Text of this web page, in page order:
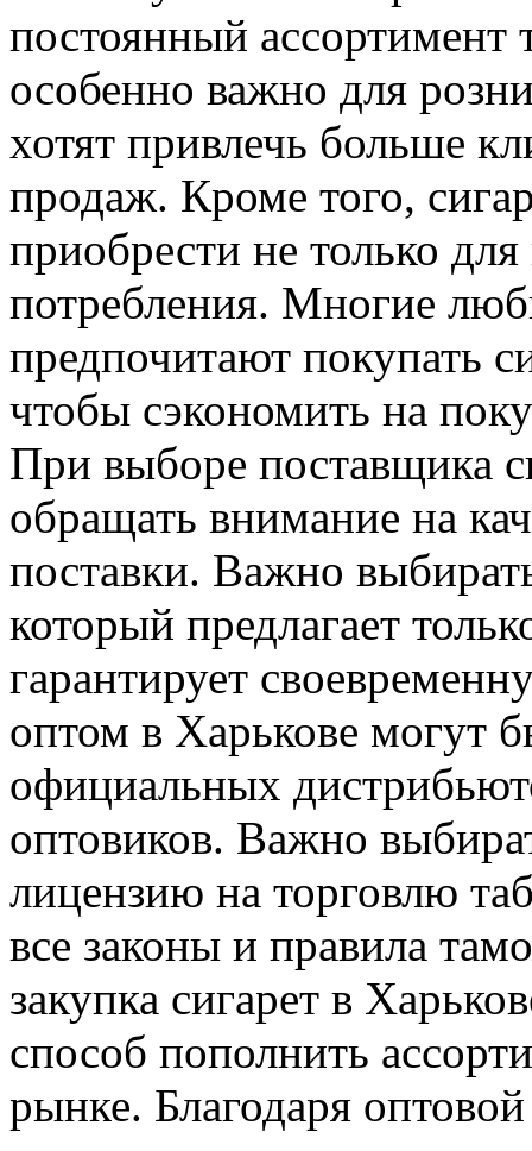
постоянный ассортимент
особенно важно для
хотят привлечь больше
продаж. Кроме того,
приобрести не только
потребления. Многие
предпочитают покупать
чтобы сэкономить на
При выборе поставщика
обращать внимание на
поставки. Важно
который предлагает
гарантирует
оптом в Харькове могут
официальных
оптовиков. Важно
лицензию на торговлю
все законы и правила
закупка сигарет в
способ пополнить
рынке. Благодаря